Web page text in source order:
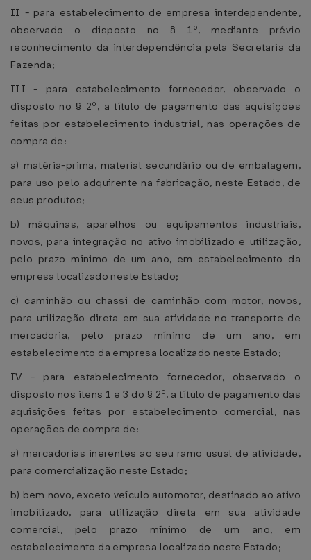
II - para estabelecimento de empresa interdependente,
observado o disposto no § 1º, mediante prévio
reconhecimento da interdependência pela Secretaria da
Fazenda;
III - para estabelecimento fornecedor, observado o
disposto no § 2º, a título de pagamento das aquisições
feitas por estabelecimento industrial, nas operações de
compra de:
a) matéria-prima, material secundário ou de embalagem,
para uso pelo adquirente na fabricação, neste Estado, de
seus produtos;
b) máquinas, aparelhos ou equipamentos industriais,
novos, para integração no ativo imobilizado e utilização,
pelo prazo mínimo de um ano, em estabelecimento da
empresa localizado neste Estado;
c) caminhão ou chassi de caminhão com motor, novos,
para utilização direta em sua atividade no transporte de
mercadoria, pelo prazo mínimo de um ano, em
estabelecimento da empresa localizado neste Estado;
IV - para estabelecimento fornecedor, observado o
disposto nos itens 1 e 3 do § 2º, a título de pagamento das
aquisições feitas por estabelecimento comercial, nas
operações de compra de:
a) mercadorias inerentes ao seu ramo usual de atividade,
para comercialização neste Estado;
b) bem novo, exceto veículo automotor, destinado ao ativo
imobilizado, para utilização direta em sua atividade
comercial, pelo prazo mínimo de um ano, em
estabelecimento da empresa localizado neste Estado;